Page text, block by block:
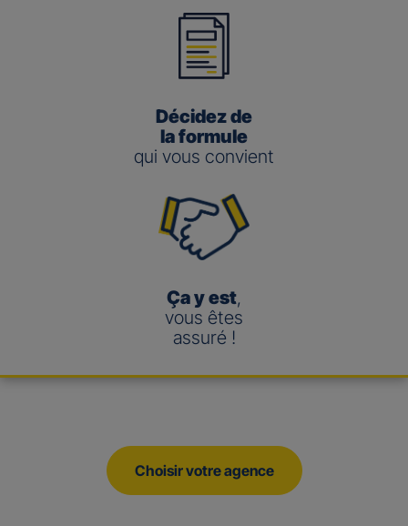
Décidez de
la formule
qui vous convient
Ça y est,
vous êtes
assuré !
Choisir votre agence